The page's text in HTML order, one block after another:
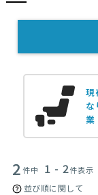
現
な
業
2件中 1 - 2件表示
並び順に関して